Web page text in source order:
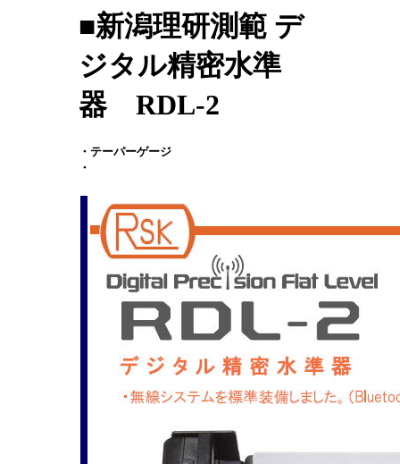
■新潟理研測範 デ
ジタル精密水準
器 RDL-2
・テーパーゲージ
・